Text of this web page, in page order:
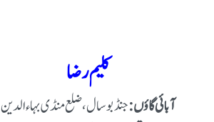
کلیم رضا
آبائی گاؤں:جنڈ بوسال، ضلع منڈی بہاءالدین